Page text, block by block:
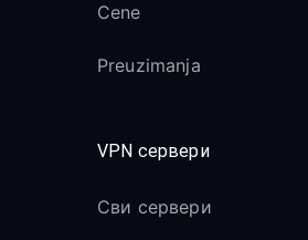
Cene
Preuzimanja
VPN сервери
Сви сервери